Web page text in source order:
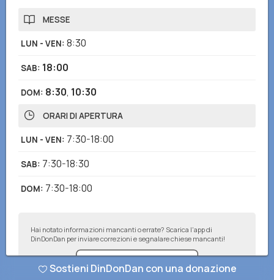
MESSE
LUN - VEN: 8:30
SAB: 18:00
DOM: 8:30, 10:30
ORARI DI APERTURA
LUN - VEN: 7:30-18:00
SAB: 7:30-18:30
DOM: 7:30-18:00
Hai notato informazioni mancanti o errate? Scarica l'app di
DinDonDan per inviare correzioni e segnalare chiese mancanti!
Sostieni DinDonDan con una donazione